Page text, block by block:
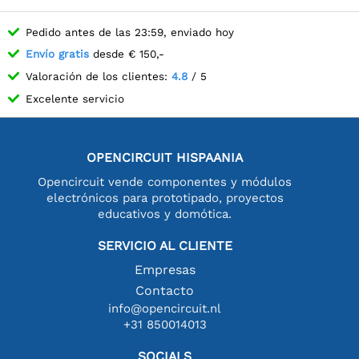
Pedido antes de las 23:59, enviado hoy
Envío gratis desde € 150,-
Valoración de los clientes: 4.8 / 5
Excelente servicio
OPENCIRCUIT HISPAANIA
Opencircuit vende componentes y módulos
electrónicos para prototipado, proyectos
educativos y domótica.
SERVICIO AL CLIENTE
Empresas
Contacto
info@opencircuit.nl
+31 850014013
SOCIALS